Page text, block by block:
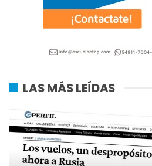
LAS MÁS LEÍDAS